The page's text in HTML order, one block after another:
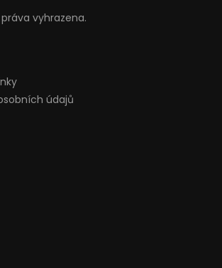
vyhrazena.
údajů